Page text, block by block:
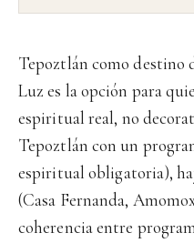
Tepoztlán como destino
Luz es la opción para
espiritual real, no
Tepoztlán con un
espiritual obligatoria),
(Casa Fernanda,
coherencia entre